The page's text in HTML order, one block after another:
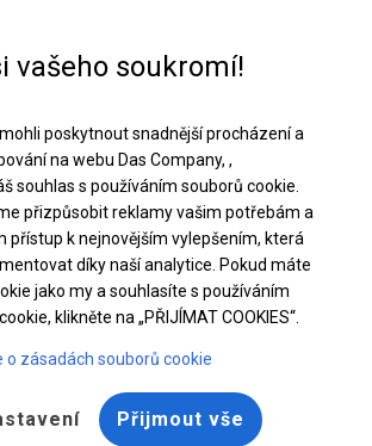
nabídku PDF
BESTSELLER
vašeho soukromí!
poskytnout snadnější procházení a
na webu Das Company, ,
souhlas s používáním souborů cookie.
přizpůsobit reklamy vašim potřebám a
přístup k nejnovějším vylepšením, která
díky naší analytice. Pokud máte
jako my a souhlasíte s používáním
klikněte na „PŘIJÍMAT COOKIES“.
o zásadách souborů cookie
Přijmout vše